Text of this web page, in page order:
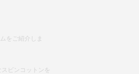
をご紹介しま
ビンコットンを